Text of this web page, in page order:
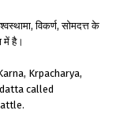
विकर्ण, सोमदत्त के
में है।
Krpacharya,
called